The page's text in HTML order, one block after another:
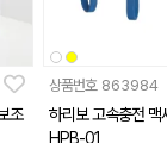
조
상품번호 863984
하리보 고속충전 맥
HPB-01